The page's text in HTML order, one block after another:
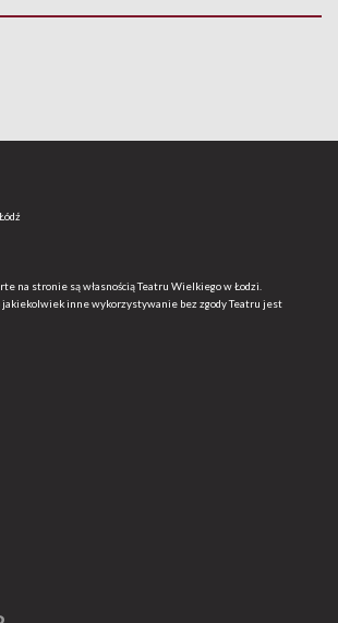
na stronie są własnością Teatru Wielkiego w Łodzi.
inne wykorzystywanie bez zgody Teatru jest